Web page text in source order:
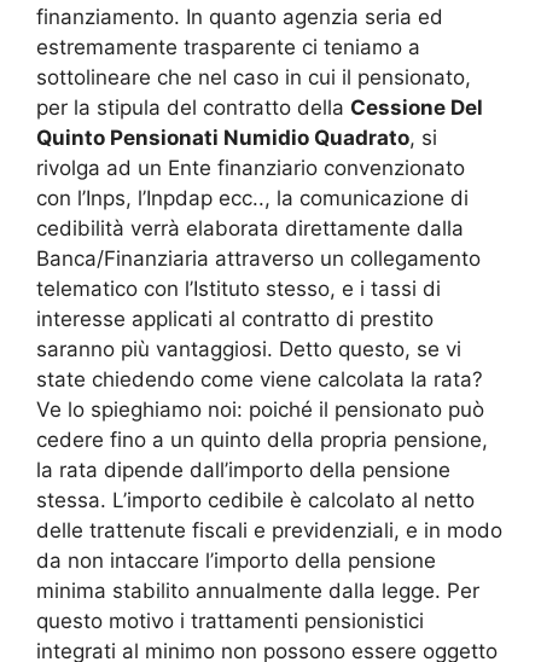
finanziamento. In quanto agenzia seria ed
estremamente trasparente ci teniamo a
sottolineare che nel caso in cui il pensionato,
per la stipula del contratto della Cessione Del
Quinto Pensionati Numidio Quadrato, si
rivolga ad un Ente finanziario convenzionato
con l’Inps, l’Inpdap ecc.., la comunicazione di
cedibilità verrà elaborata direttamente dalla
Banca/Finanziaria attraverso un collegamento
telematico con l’Istituto stesso, e i tassi di
interesse applicati al contratto di prestito
saranno più vantaggiosi. Detto questo, se vi
state chiedendo come viene calcolata la rata?
Ve lo spieghiamo noi: poiché il pensionato può
cedere fino a un quinto della propria pensione,
la rata dipende dall’importo della pensione
stessa. L’importo cedibile è calcolato al netto
delle trattenute fiscali e previdenziali, e in modo
da non intaccare l’importo della pensione
minima stabilito annualmente dalla legge. Per
questo motivo i trattamenti pensionistici
integrati al minimo non possono essere oggetto